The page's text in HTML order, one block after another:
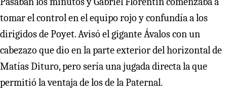
tomar el control en el equipo rojo y confundía a los
dirigidos de Poyet. Avisó el gigante Ávalos con un
cabezazo que dio en la parte exterior del horizontal de
Matías Dituro, pero sería una jugada directa la que
permitió la ventaja de los de la Paternal.